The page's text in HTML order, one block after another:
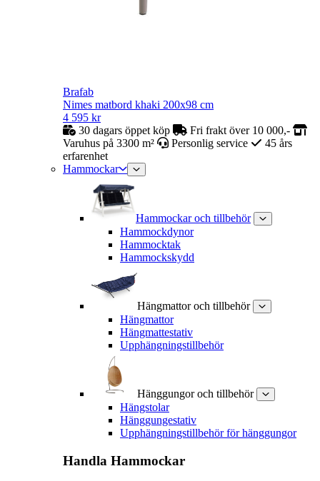
Brafab
Nimes matbord khaki 200x98 cm
4 595 kr
30 dagars öppet köp
Fri frakt över 10 000,-
Varuhus på 3300 m²
Personlig service
45 års
erfarenhet
Hammockar
Hammockar och tillbehör
Hammockdynor
Hammocktak
Hammockskydd
Hängmattor och tillbehör
Hängmattor
Hängmattestativ
Upphängningstillbehör
Hänggungor och tillbehör
Hängstolar
Hänggungestativ
Upphängningstillbehör för hänggungor
Handla Hammockar